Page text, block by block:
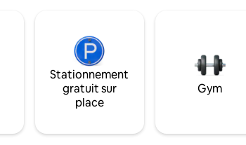
Stationnement
gratuit sur
place
Gym